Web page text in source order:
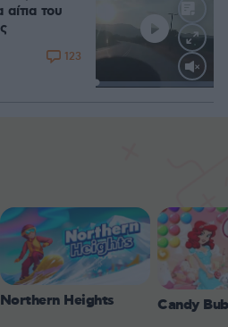
Loaded:
αίτια του
123
Northern Heights Candy